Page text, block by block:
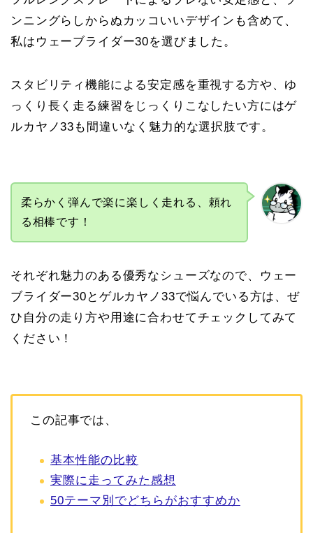
ンニングらしからぬカッコいいデザインも含めて、
私はウェーブライダー30を選びました。
スタビリティ機能による安定感を重視する方や、ゆ
っくり長く走る練習をじっくりこなしたい方にはゲ
ルカヤノ33も間違いなく魅力的な選択肢です。
柔らかく弾んで楽に楽しく走れる、頼れ
る相棒です！
それぞれ魅力のある優秀なシューズなので、ウェー
ブライダー30とゲルカヤノ33で悩んでいる方は、ぜ
ひ自分の走り方や用途に合わせてチェックしてみて
ください！
この記事では、
基本性能の比較
実際に走ってみた感想
50テーマ別でどちらがおすすめか